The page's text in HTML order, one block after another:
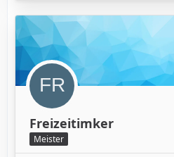
Freizeitimker
Meister